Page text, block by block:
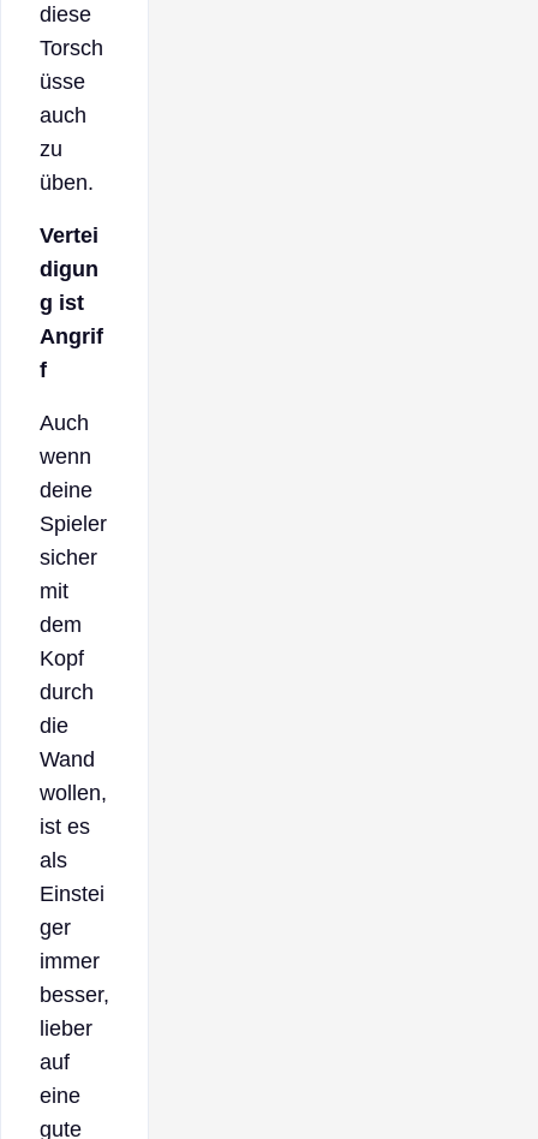
diese
Torsch
üsse
auch
zu
üben.
Vertei
digun
g ist
Angrif
f
Auch
wenn
deine
Spieler
sicher
mit
dem
Kopf
durch
die
Wand
wollen,
ist es
als
Einstei
ger
immer
besser,
lieber
auf
eine
gute